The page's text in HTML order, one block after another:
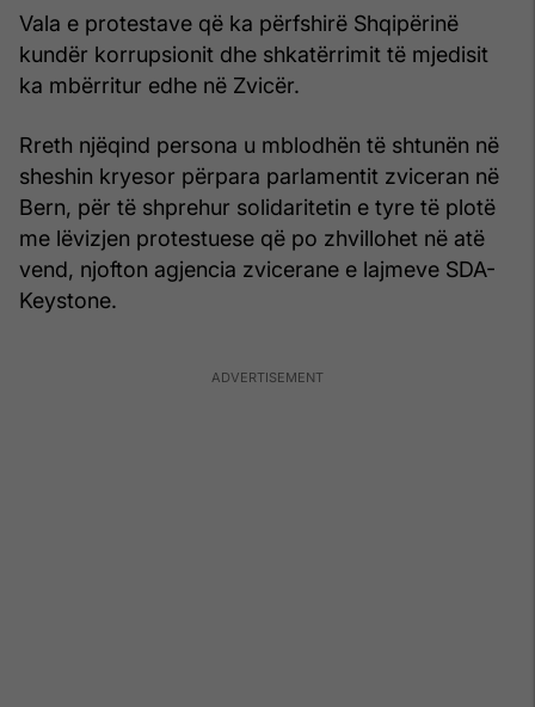
Vala e protestave që ka përfshirë Shqipërinë
kundër korrupsionit dhe shkatërrimit të mjedisit
ka mbërritur edhe në Zvicër.
Rreth njëqind persona u mblodhën të shtunën në
sheshin kryesor përpara parlamentit zviceran në
Bern, për të shprehur solidaritetin e tyre të plotë
me lëvizjen protestuese që po zhvillohet në atë
vend, njofton agjencia zvicerane e lajmeve SDA-
Keystone.